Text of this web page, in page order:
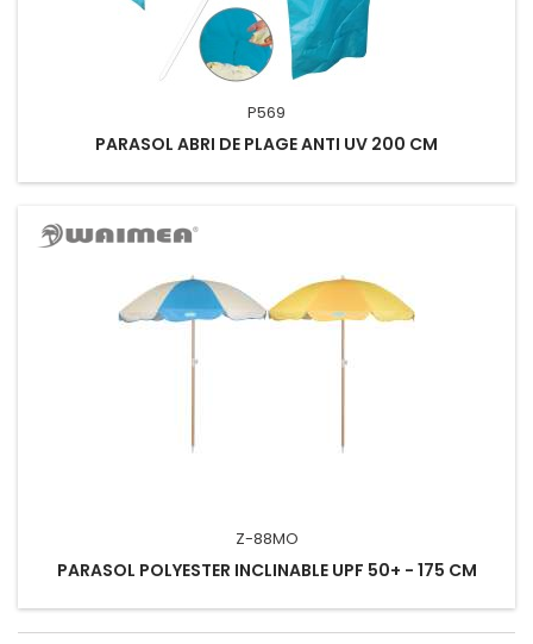
P569
PARASOL ABRI DE PLAGE ANTI UV 200 CM
Z-88MO
PARASOL POLYESTER INCLINABLE UPF 50+ - 175 CM